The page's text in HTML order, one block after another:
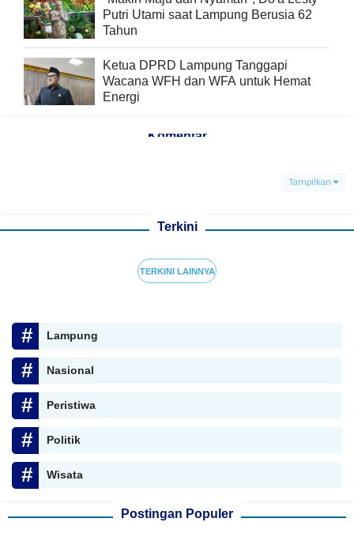
Putri Utami saat Lampung Berusia 62
Tahun
Ketua DPRD Lampung Tanggapi
Wacana WFH dan WFA untuk Hemat
Energi
Komentar
Tampilkan
Terkini
TERKINI LAINNYA
Lampung
Nasional
Peristiwa
Politik
Wisata
Postingan Populer